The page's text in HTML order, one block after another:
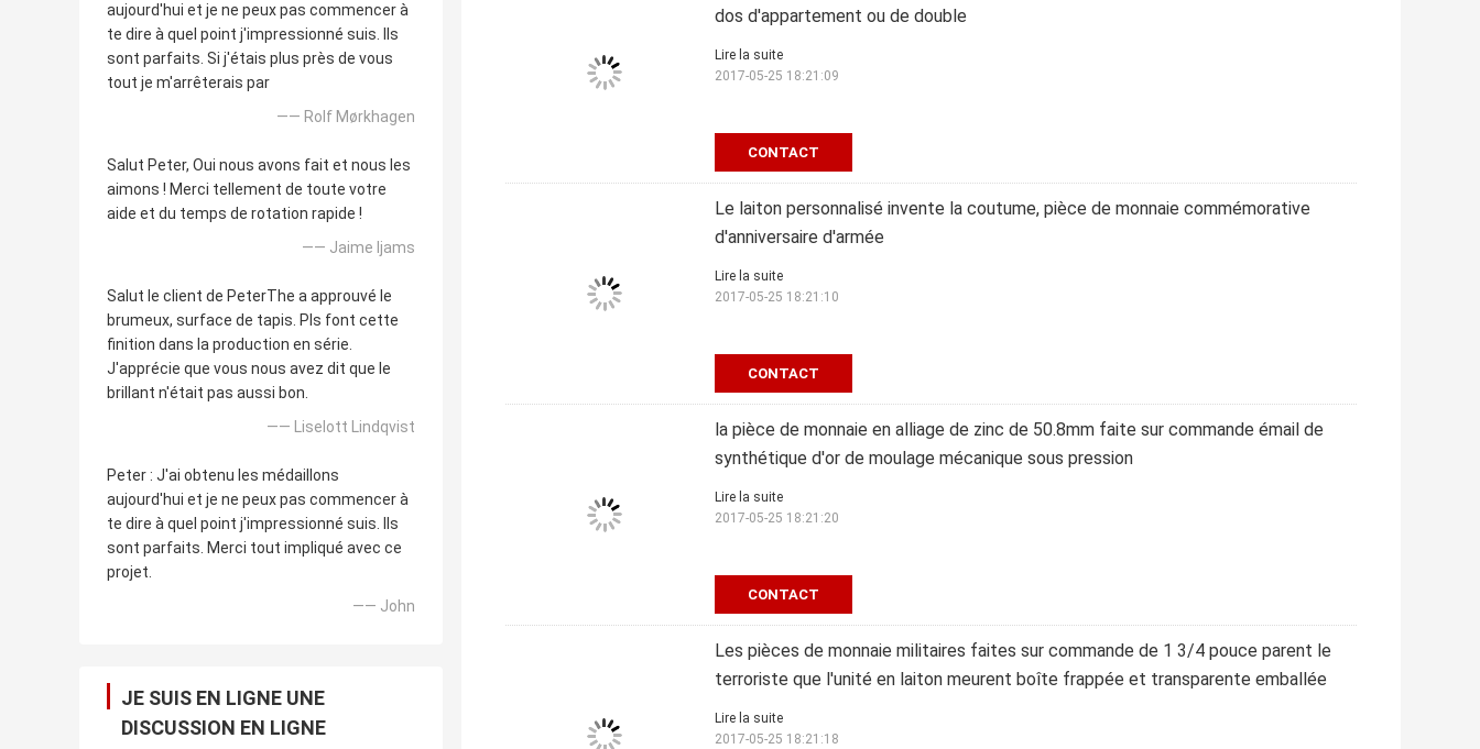
aujourd'hui et je ne peux pas commencer à
te dire à quel point j'impressionné suis. Ils
sont parfaits. Si j'étais plus près de vous
tout je m'arrêterais par
—— Rolf Mørkhagen
Salut Peter, Oui nous avons fait et nous les
aimons ! Merci tellement de toute votre
aide et du temps de rotation rapide !
—— Jaime Ijams
Salut le client de PeterThe a approuvé le
brumeux, surface de tapis. Pls font cette
finition dans la production en série.
J'apprécie que vous nous avez dit que le
brillant n'était pas aussi bon.
—— Liselott Lindqvist
Peter : J'ai obtenu les médaillons
aujourd'hui et je ne peux pas commencer à
te dire à quel point j'impressionné suis. Ils
sont parfaits. Merci tout impliqué avec ce
projet.
—— John
JE SUIS EN LIGNE UNE
DISCUSSION EN LIGNE
dos d'appartement ou de double
CONTACT
Lire la suite
2017-05-25 18:21:09
Le laiton personnalisé invente la coutume, pièce de monnaie commémorative
d'anniversaire d'armée
CONTACT
Lire la suite
2017-05-25 18:21:10
la pièce de monnaie en alliage de zinc de 50.8mm faite sur commande émail de
synthétique d'or de moulage mécanique sous pression
CONTACT
Lire la suite
2017-05-25 18:21:20
Les pièces de monnaie militaires faites sur commande de 1 3/4 pouce parent le
terroriste que l'unité en laiton meurent boîte frappée et transparente emballée
Lire la suite
2017-05-25 18:21:18